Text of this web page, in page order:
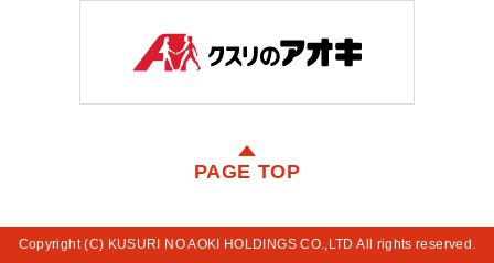
PAGE TOP
Copyright (C) KUSURI NO AOKI HOLDINGS CO.,LTD All rights reserved.